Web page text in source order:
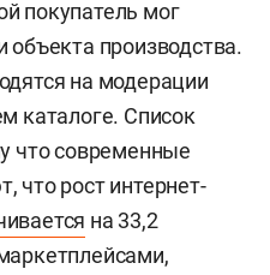
покупатель мог
объекта производства.
на модерации
каталоге. Список
что современные
что рост интернет-
на 33,2